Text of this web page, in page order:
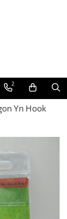
2
Yn Hook